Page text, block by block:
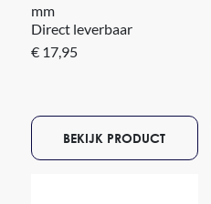
mm
Direct leverbaar
€ 17,95
BEKIJK PRODUCT